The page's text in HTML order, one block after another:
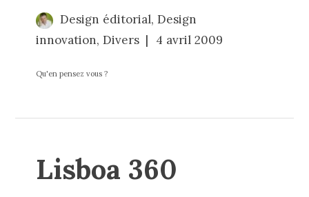
Design éditorial, Design
innovation,Divers 4 avril 2009
Qu'en pensez vous ?
Lisboa 360